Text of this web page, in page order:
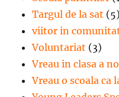
Targul de la sat (5)
viitor in
Voluntariat (3)
Vreau in clasa a
Vreau o scoala ca